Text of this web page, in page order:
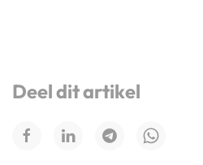
Deel dit artikel